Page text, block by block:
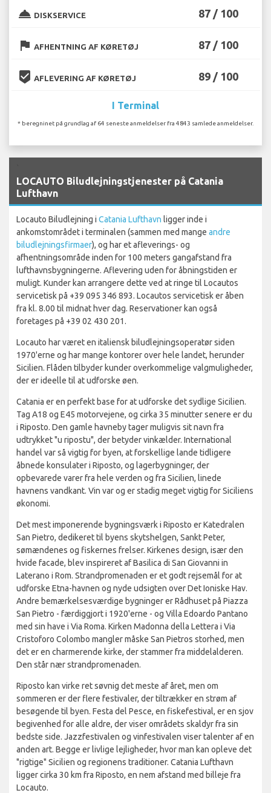
room_service DISKSERVICE 87 / 100
flag AFHENTNING AF KØRETØJ 87 / 100
beenhere AFLEVERING AF KØRETØJ 89 / 100
I Terminal
* beregninet på grundlag af 64 seneste anmeldelser fra 4843 samlede anmeldelser.
LOCAUTO Biludlejningstjenester på Catania
Lufthavn
Locauto Biludlejning i Catania Lufthavn ligger inde i
ankomstområdet i terminalen (sammen med mange andre
biludlejningsfirmaer), og har et afleverings- og
afhentningsområde inden for 100 meters gangafstand fra
lufthavnsbygningerne. Aflevering uden for åbningstiden er
muligt. Kunder kan arrangere dette ved at ringe til Locautos
servicetisk på +39 095 346 893. Locautos servicetisk er åben
fra kl. 8.00 til midnat hver dag. Reservationer kan også
foretages på +39 02 430 201.
Locauto har været en italiensk biludlejningsoperatør siden
1970'erne og har mange kontorer over hele landet, herunder
Sicilien. Flåden tilbyder kunder overkommelige valgmuligheder,
der er ideelle til at udforske øen.
Catania er en perfekt base for at udforske det sydlige Sicilien.
Tag A18 og E45 motorvejene, og cirka 35 minutter senere er du
i Riposto. Den gamle havneby tager muligvis sit navn fra
udtrykket "u ripostu", der betyder vinkælder. International
handel var så vigtig for byen, at forskellige lande tidligere
åbnede konsulater i Riposto, og lagerbygninger, der
opbevarede varer fra hele verden og fra Sicilien, linede
havnens vandkant. Vin var og er stadig meget vigtig for Siciliens
økonomi.
Det mest imponerende bygningsværk i Riposto er Katedralen
San Pietro, dedikeret til byens skytshelgen, Sankt Peter,
sømændenes og fiskernes frelser. Kirkenes design, især den
hvide facade, blev inspireret af Basilica di San Giovanni in
Laterano i Rom. Strandpromenaden er et godt rejsemål for at
udforske Etna-havnen og nyde udsigten over Det Ioniske Hav.
Andre bemærkelsesværdige bygninger er Rådhuset på Piazza
San Pietro - færdiggjort i 1920'erne - og Villa Edoardo Pantano
med sin have i Via Roma. Kirken Madonna della Lettera i Via
Cristoforo Colombo mangler måske San Pietros storhed, men
det er en charmerende kirke, der stammer fra middelalderen.
Den står nær strandpromenaden.
Riposto kan virke ret søvnig det meste af året, men om
sommeren er der flere festivaler, der tiltrækker en strøm af
besøgende til byen. Festa del Pesce, en fiskefestival, er en sjov
begivenhed for alle aldre, der viser områdets skaldyr fra sin
bedste side. Jazzfestivalen og vinfestivalen viser talenter af en
anden art. Begge er livlige lejligheder, hvor man kan opleve det
"rigtige" Sicilien og regionens traditioner. Catania Lufthavn
ligger cirka 30 km fra Riposto, en nem afstand med billeje fra
Locauto.